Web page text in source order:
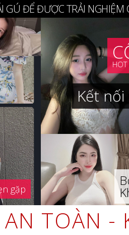
ĐỂ ĐƯỢC TRẢI NGHIỆM
gặp
Kết nối
HOT
AN TOÀN -